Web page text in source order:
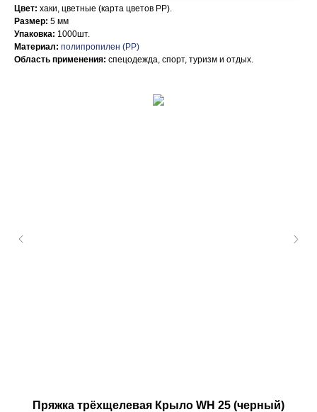
Цвет: хаки, цветные (карта цветов PP).
Размер: 5 мм
Упаковка: 1000шт.
Материал: полипропилен (PP)
Область применения: спецодежда, спорт, туризм и отдых.
Пряжка трёхщелевая Крыло WH 25 (черный)